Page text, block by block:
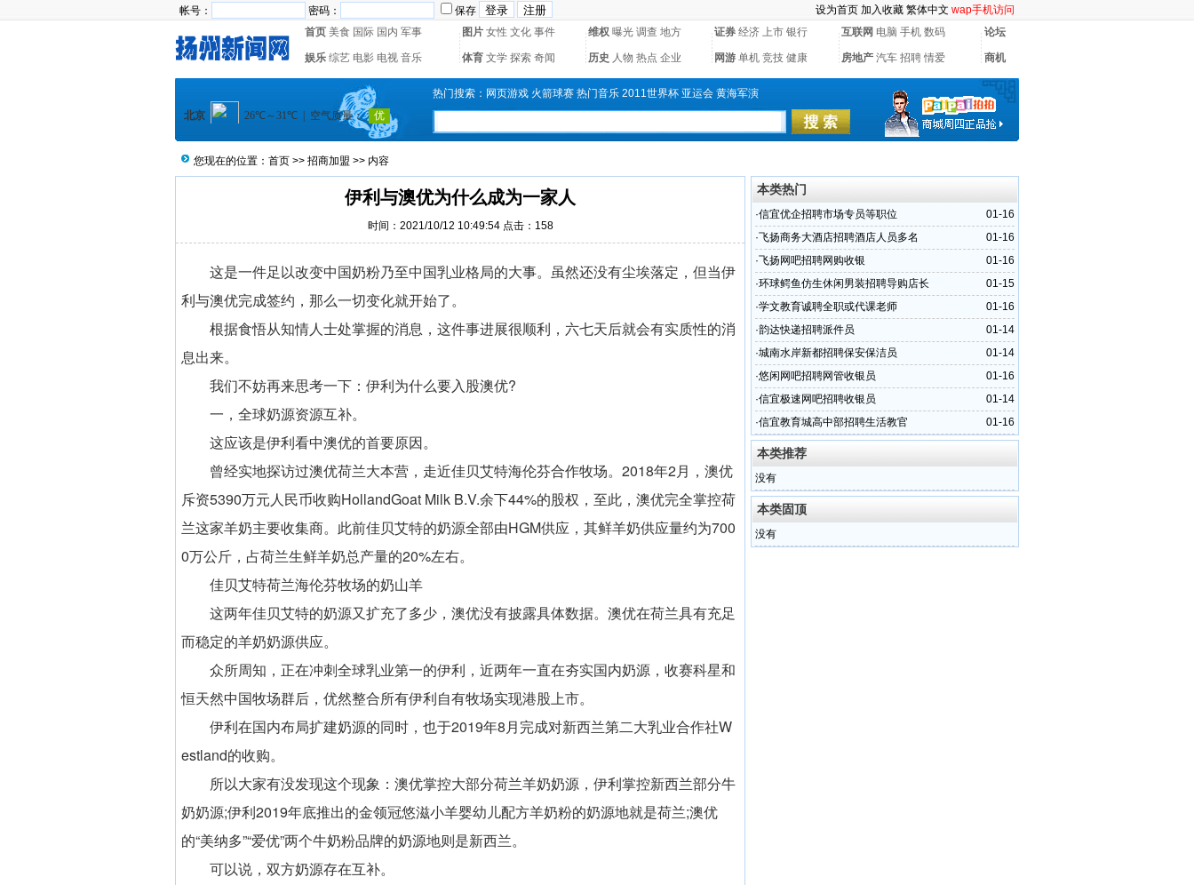
帐号： 密码： 保存 设为首页 加入收藏 繁体中文 wap手机访问
首页 美食 国际 国内 军事 图片 女性 文化 事件 维权 曝光 调查 地方 证券 经济 上市 银行 互联网 电脑 手机 数码 论坛
娱乐 综艺 电影 电视 音乐 体育 文学 探索 奇闻 历史 人物 热点 企业 网游 单机 竞技 健康 房地产 汽车 招聘 情爱 商机
热门搜索： 网页游戏 火箭球赛 热门音乐 2011世界杯 亚运会 黄海军演
您现在的位置： 首页 >> 招商加盟 >> 内容
伊利与澳优为什么成为一家人
时间：2021/10/12 10:49:54 点击： 158
这是一件足以改变中国奶粉乃至中国乳业格局的大事。虽然还没有尘埃落定，但当伊
利与澳优完成签约，那么一切变化就开始了。
根据食悟从知情人士处掌握的消息，这件事进展很顺利，六七天后就会有实质性的消
息出来。
我们不妨再来思考一下：伊利为什么要入股澳优?
一，全球奶源资源互补。
这应该是伊利看中澳优的首要原因。
曾经实地探访过澳优荷兰大本营，走近佳贝艾特海伦芬合作牧场。2018年2月，澳优
斥资5390万元人民币收购HollandGoat Milk B.V.余下44%的股权，至此，澳优完全掌控荷
兰这家羊奶主要收集商。此前佳贝艾特的奶源全部由HGM供应，其鲜羊奶供应量约为700
0万公斤，占荷兰生鲜羊奶总产量的20%左右。
佳贝艾特荷兰海伦芬牧场的奶山羊
这两年佳贝艾特的奶源又扩充了多少，澳优没有披露具体数据。澳优在荷兰具有充足
而稳定的羊奶奶源供应。
众所周知，正在冲刺全球乳业第一的伊利，近两年一直在夯实国内奶源，收赛科星和
恒天然中国牧场群后，优然整合所有伊利自有牧场实现港股上市。
伊利在国内布局扩建奶源的同时，也于2019年8月完成对新西兰第二大乳业合作社W
estland的收购。
所以大家有没发现这个现象：澳优掌控大部分荷兰羊奶奶源，伊利掌控新西兰部分牛
奶奶源;伊利2019年底推出的金领冠悠滋小羊婴幼儿配方羊奶粉的奶源地就是荷兰;澳优
的“美纳多”“爱优”两个牛奶粉品牌的奶源地则是新西兰。
可以说，双方奶源存在互补。
本类热门
01-16
·信宜优企招聘市场专员等职位
01-16
·飞扬商务大酒店招聘酒店人员多名
01-16
·飞扬网吧招聘网购收银
01-15
·环球鳄鱼仿生休闲男装招聘导购店长
01-16
·学文教育诚聘全职或代课老师
01-14
·韵达快递招聘派件员
01-14
·城南水岸新都招聘保安保洁员
01-16
·悠闲网吧招聘网管收银员
01-14
·信宜极速网吧招聘收银员
01-16
·信宜教育城高中部招聘生活教官
本类推荐
没有
本类固顶
没有